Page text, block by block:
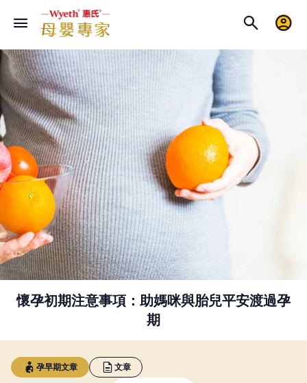
懷孕初期注意事項：助媽咪與胎兒平安渡過孕
期
孕早期文章 文章